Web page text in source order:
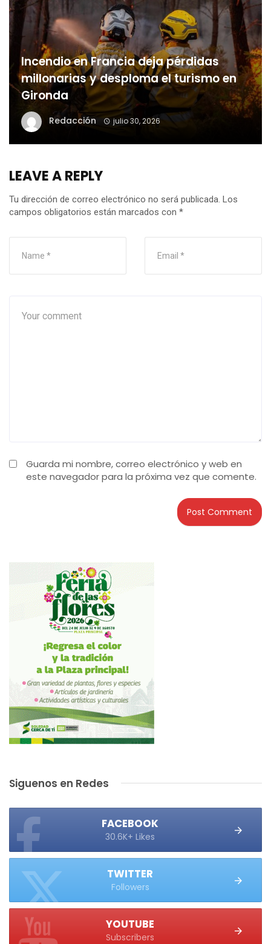
Incendio en Francia deja pérdidas
millonarias y desploma el turismo en
Gironda
Redacción julio 30, 2026
LEAVE A REPLY
Tu dirección de correo electrónico no será publicada. Los
campos obligatorios están marcados con *
Guarda mi nombre, correo electrónico y web en
este navegador para la próxima vez que comente.
Siguenos en Redes
FACEBOOK
30.6K+ Likes
TWITTER
Followers
YOUTUBE
Subscribers